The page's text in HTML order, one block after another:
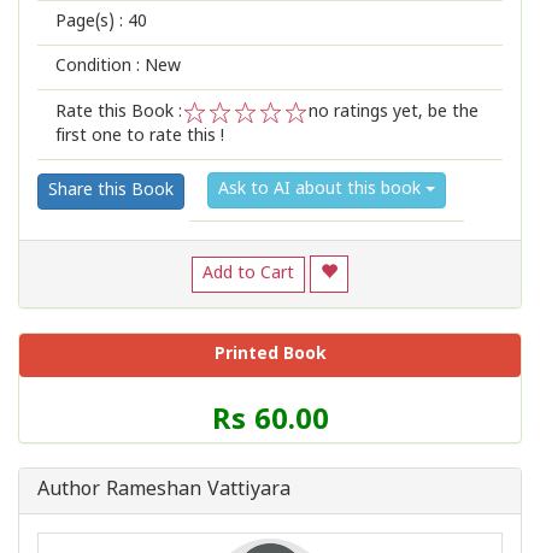
Page(s) : 40
Condition : New
Rate this Book :
2
1
no ratings yet, be the
first one to rate this !
Share this Book Ask to AI about this book
Add to Cart
Printed Book
Price
of
Book
Rs 60.00
Author Rameshan Vattiyara